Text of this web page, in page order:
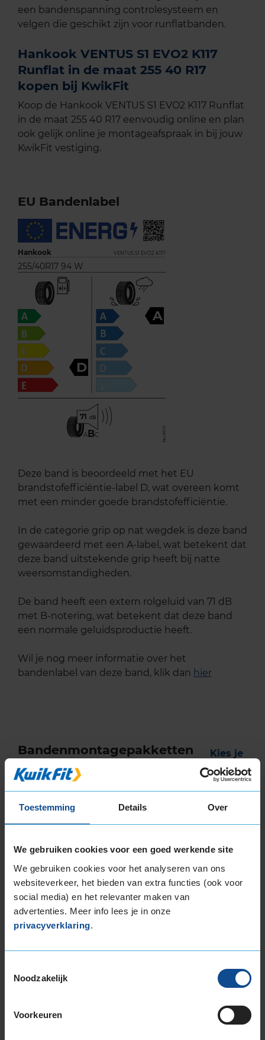
Toestemming Details Over
We gebruiken cookies voor een goed werkende site
We gebruiken cookies voor het analyseren van ons
websiteverkeer, het bieden van extra functies (ook voor
social media) en het relevanter maken van
advertenties. Meer info lees je in onze
privacyverklaring.
Noodzakelijk
Voorkeuren
een bandenspanning controlesysteem en
velgen die geschikt zijn voor runflatbanden.
Hankook VENTUS S1 EVO2 K117
Runflat in de maat 255 40 R17
kopen bij KwikFit
Koop de Hankook VENTUS S1 EVO2 K117 Runflat
in de maat 255 40 R17 eenvoudig online en plan
ook gelijk online je montageafspraak in bij jouw
KwikFit vestiging.
EU Bandenlabel
Hankook VENTUS S1 EVO2 K117
255/40R17 94 W
D
A
71
ABC
Deze band is beoordeeld met het EU
brandstofefficiëntie-label D, wat overeen komt
met een minder goede brandstofefficiëntie.
In de categorie grip op nat wegdek is deze band
gewaardeerd met een A-label, wat betekent dat
deze band uitstekende grip heeft bij natte
weersomstandigheden.
De band heeft een extern rolgeluid van 71 dB
met B-notering, wat betekent dat deze band
een normale geluidsproductie heeft.
Wil je nog meer informatie over het
bandenlabel van deze band, klik dan hier
Bandenmontagepakketten
Kies je
bandenmaat omvang (inch)
Montage Veilig & Zeker
Per band € 40,-
Montage
Balanceren
Ventiel of TPMS service